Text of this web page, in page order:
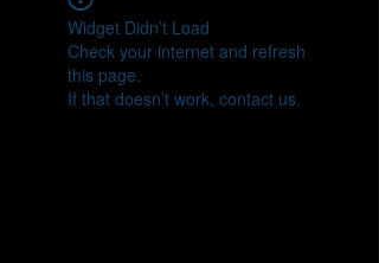
Widget Didn’t Load
Check your internet and refresh
this page.
If that doesn’t work, contact us.